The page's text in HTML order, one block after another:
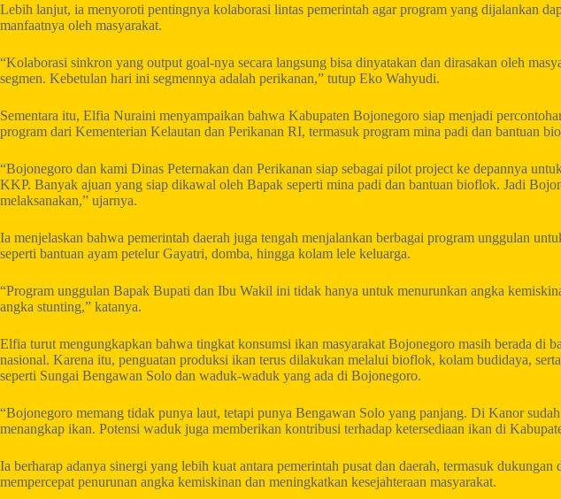
Lebih lanjut, ia menyoroti pentingnya kolaborasi lintas pemerintah agar program yang dijalankan
manfaatnya oleh masyarakat.
“Kolaborasi sinkron yang output goal-nya secara langsung bisa dinyatakan dan dirasakan oleh
segmen. Kebetulan hari ini segmennya adalah perikanan,” tutup Eko Wahyudi.
Sementara itu, Elfia Nuraini menyampaikan bahwa Kabupaten Bojonegoro siap menjadi
program dari Kementerian Kelautan dan Perikanan RI, termasuk program mina padi dan bantuan
“Bojonegoro dan kami Dinas Peternakan dan Perikanan siap sebagai pilot project ke depannya
KKP. Banyak ajuan yang siap dikawal oleh Bapak seperti mina padi dan bantuan bioflok. Jadi
melaksanakan,” ujarnya.
Ia menjelaskan bahwa pemerintah daerah juga tengah menjalankan berbagai program unggulan
seperti bantuan ayam petelur Gayatri, domba, hingga kolam lele keluarga.
“Program unggulan Bapak Bupati dan Ibu Wakil ini tidak hanya untuk menurunkan angka
angka stunting,” katanya.
Elfia turut mengungkapkan bahwa tingkat konsumsi ikan masyarakat Bojonegoro masih berada di
nasional. Karena itu, penguatan produksi ikan terus dilakukan melalui bioflok, kolam budidaya,
seperti Sungai Bengawan Solo dan waduk-waduk yang ada di Bojonegoro.
“Bojonegoro memang tidak punya laut, tetapi punya Bengawan Solo yang panjang. Di Kanor
menangkap ikan. Potensi waduk juga memberikan kontribusi terhadap ketersediaan ikan di
Ia berharap adanya sinergi yang lebih kuat antara pemerintah pusat dan daerah, termasuk
mempercepat penurunan angka kemiskinan dan meningkatkan kesejahteraan masyarakat.